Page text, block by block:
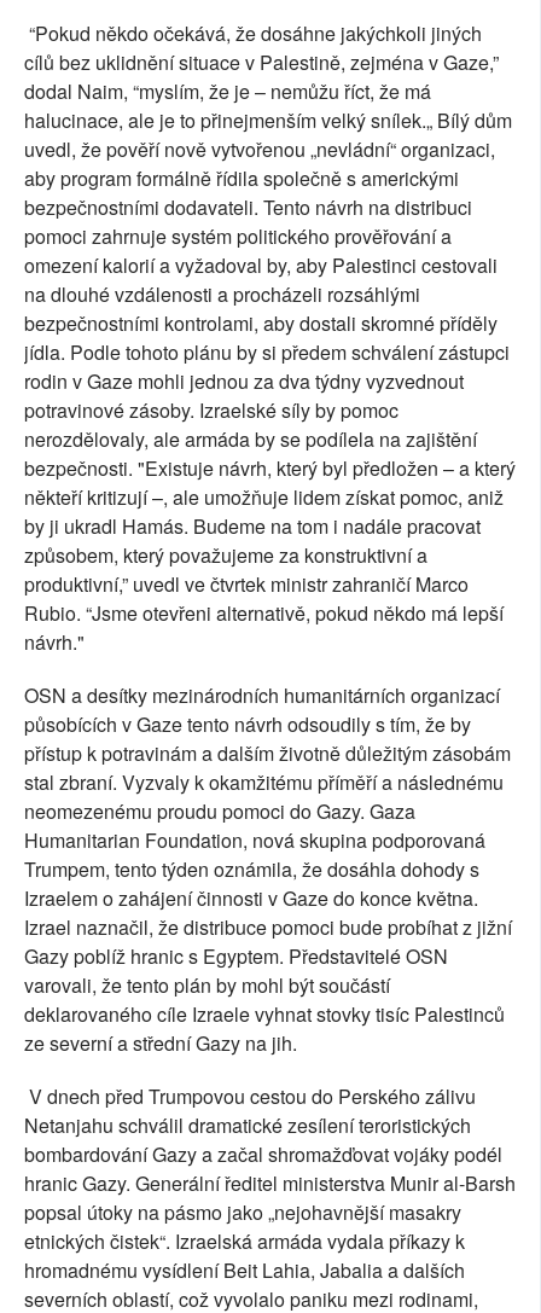
“Pokud někdo očekává, že dosáhne jakýchkoli jiných
cílů bez uklidnění situace v Palestině, zejména v Gaze,”
dodal Naim, “myslím, že je – nemůžu říct, že má
halucinace, ale je to přinejmenším velký snílek.„ Bílý dům
uvedl, že pověří nově vytvořenou „nevládní“ organizaci,
aby program formálně řídila společně s americkými
bezpečnostními dodavateli. Tento návrh na distribuci
pomoci zahrnuje systém politického prověřování a
omezení kalorií a vyžadoval by, aby Palestinci cestovali
na dlouhé vzdálenosti a procházeli rozsáhlými
bezpečnostními kontrolami, aby dostali skromné příděly
jídla. Podle tohoto plánu by si předem schválení zástupci
rodin v Gaze mohli jednou za dva týdny vyzvednout
potravinové zásoby. Izraelské síly by pomoc
nerozdělovaly, ale armáda by se podílela na zajištění
bezpečnosti. "Existuje návrh, který byl předložen – a který
někteří kritizují –, ale umožňuje lidem získat pomoc, aniž
by ji ukradl Hamás. Budeme na tom i nadále pracovat
způsobem, který považujeme za konstruktivní a
produktivní,” uvedl ve čtvrtek ministr zahraničí Marco
Rubio. “Jsme otevřeni alternativě, pokud někdo má lepší
návrh."
OSN a desítky mezinárodních humanitárních organizací
působících v Gaze tento návrh odsoudily s tím, že by
přístup k potravinám a dalším životně důležitým zásobám
stal zbraní. Vyzvaly k okamžitému příměří a následnému
neomezenému proudu pomoci do Gazy. Gaza
Humanitarian Foundation, nová skupina podporovaná
Trumpem, tento týden oznámila, že dosáhla dohody s
Izraelem o zahájení činnosti v Gaze do konce května.
Izrael naznačil, že distribuce pomoci bude probíhat z jižní
Gazy poblíž hranic s Egyptem. Představitelé OSN
varovali, že tento plán by mohl být součástí
deklarovaného cíle Izraele vyhnat stovky tisíc Palestinců
ze severní a střední Gazy na jih.
V dnech před Trumpovou cestou do Perského zálivu
Netanjahu schválil dramatické zesílení teroristických
bombardování Gazy a začal shromažďovat vojáky podél
hranic Gazy. Generální ředitel ministerstva Munir al-Barsh
popsal útoky na pásmo jako „nejohavnější masakry
etnických čistek“. Izraelská armáda vydala příkazy k
hromadnému vysídlení Beit Lahia, Jabalia a dalších
severních oblastí, což vyvolalo paniku mezi rodinami,